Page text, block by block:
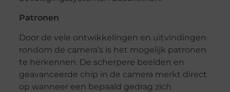
Patronen
Door de vele ontwikkelingen en uitvindingen
rondom de camera’s is het mogelijk patronen
te herkennen. De scherpere beelden en
geavanceerde chip in de camera merkt direct
op wanneer een bepaald gedrag zich